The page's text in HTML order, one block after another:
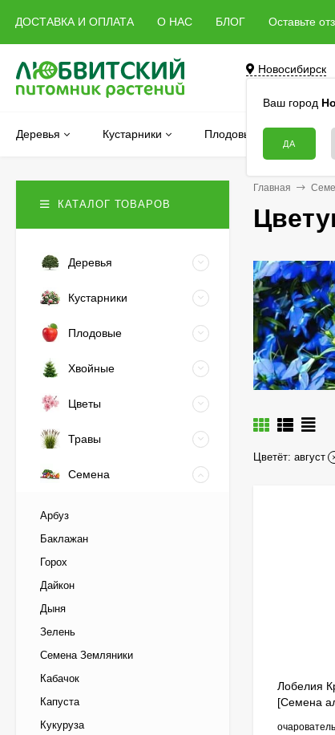
ДОСТАВКА И ОПЛАТА О НАС БЛОГ Оставьте
Новосибирск
Ваш город
Деревья Кустарники Плодовые
Главная
Цветёт: август
Лобелия
[Семена
КАТАЛОГ ТОВАРОВ
Деревья
Кустарники
Плодовые
Хвойные
Цветы
Травы
Семена
Арбуз
Баклажан
Горох
Дайкон
Дыня
Зелень
Семена Земляники
Кабачок
Капуста
Кукуруза